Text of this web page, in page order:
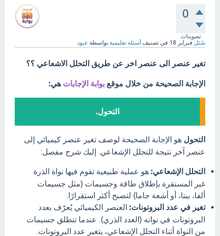
0
تصويتات
سُئل فبراير 18 في تصنيف أسئلة تعليمية بواسطة عبود
تغير عنصر الى عنصر اخر عن طريق التحلل الاشعاعي ؟؟
الإجابة الصحيحة من خلال موقع بوابة الإجابات هي:
التحول.
التحول هو الإجابة الصحيحة لوصف تغير عنصر كيميائي إلى
عنصر آخر نتيجة للتحلل الإشعاعي. إليك شرح مفصل:
التحلل الإشعاعي: هو عملية طبيعية تقوم فيها نواة الذرة
غير المستقرة بإطلاق طاقة وجسيمات (مثل جسيمات
ألفا، بيتا، أو أشعة جاما) لتصبح أكثر استقرارًا.
تغير في عدد البروتونات: العنصر الكيميائي يُعرّف بعدد
البروتونات في نواته (العدد الذري). عندما تنطلق جسيمات
من النواة أثناء التحلل الإشعاعي، يتغير عدد البروتونات.